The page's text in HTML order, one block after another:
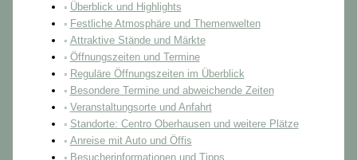
Überblick und Highlights
Festliche Atmosphäre und Themenwelten
Attraktive Stände und Märkte
Öffnungszeiten und Termine
Reguläre Öffnungszeiten im Überblick
Besondere Termine und abweichende Zeiten
Veranstaltungsorte und Anfahrt
Standorte: Centro Oberhausen und weitere Plätze
Anreise mit Auto und Öffis
Besucherinformationen und Tipps